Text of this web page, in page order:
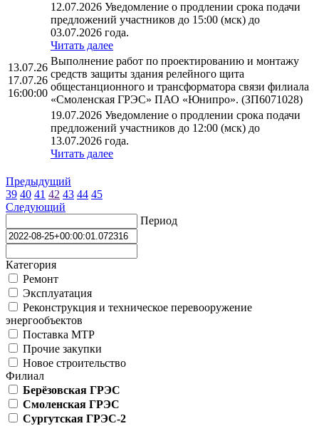
12.07.2026 Уведомление о продлении срока подачи
предложений участников до 15:00 (мск) до
03.07.2026 года.
Читать далее
13.07.26
17.07.26
16:00:00
Выполнение работ по проектированию и монтажу
средств защиты здания релейного щита
общестанционного и трансформатора связи филиала
«Смоленская ГРЭС» ПАО «Юнипро». (ЗП6071028)
19.07.2026 Уведомление о продлении срока подачи
предложений участников до 12:00 (мск) до
13.07.2026 года.
Читать далее
Предыдущий
39 40 41 42 43 44 45
Следующий
Период
Категория
Ремонт
Эксплуатация
Реконструкция и техническое перевооружение
энергообъектов
Поставка МТР
Прочие закупки
Новое строительство
Филиал
Берёзовская ГРЭС
Смоленская ГРЭС
Сургутская ГРЭС-2